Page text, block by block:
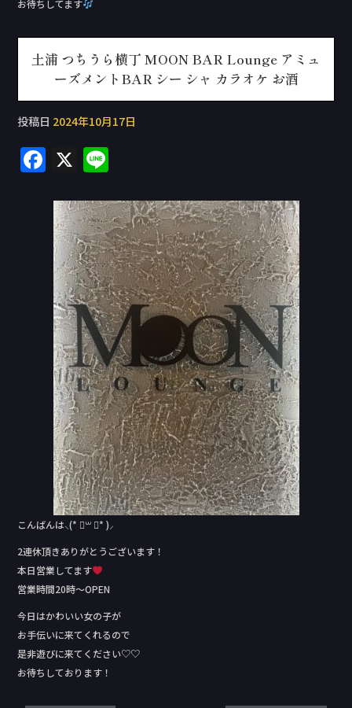
お待ちしてます
土浦 つちうら横丁 MOON BAR Lounge アミュ
ーズメントBAR シー シャ カラオケ お酒
投稿日 2024年10月17日
F
c
e
b
o
o
k
X
e
こんばんは⸜(* ॑꒳ ॑* )⸝
2連休頂きありがとうございます！
本日営業してます
営業時間20時〜OPEN
今日はかわいい女の子が
お手伝いに来てくれるので
是非遊びに来てください♡♡
お待ちしております！